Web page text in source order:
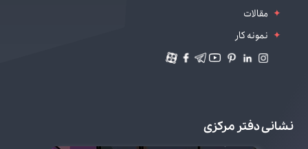
مقالات
نمونه کار
نشانی دفتر مرکزی